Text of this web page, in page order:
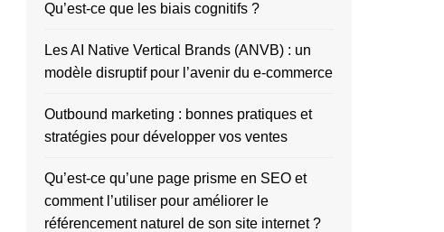
Qu’est-ce que les biais cognitifs ?
Les AI Native Vertical Brands (ANVB) : un
modèle disruptif pour l’avenir du e-commerce
Outbound marketing : bonnes pratiques et
stratégies pour développer vos ventes
Qu’est-ce qu’une page prisme en SEO et
comment l’utiliser pour améliorer le
référencement naturel de son site internet ?